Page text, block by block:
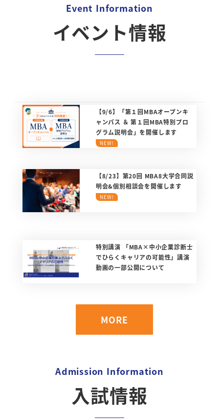
Event Information
イベント情報
【9/6】「第１回MBAオープンキ
ャンパス ＆ 第１回MBA特別プロ
グラム説明会」を開催します
NEW!
【8/23】第20回 MBA8大学合同説
明会&個別相談会を開催します
NEW!
特別講演 「MBA×中小企業診断士
でひらくキャリアの可能性」講演
動画の一部公開について
MORE
Admission Information
入試情報